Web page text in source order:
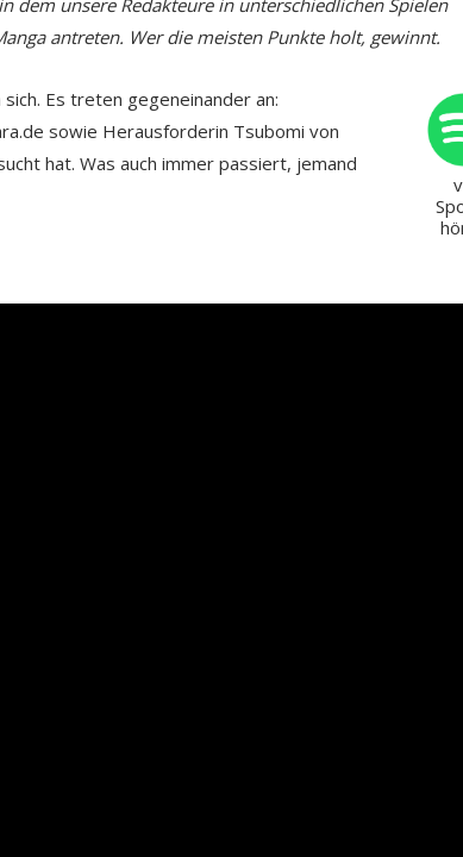
dem unsere Redakteure in unterschiedlichen Spielen
antreten. Wer die meisten Punkte holt, gewinnt.
Es treten gegeneinander an:
sowie Herausforderin Tsubomi von
hat. Was auch immer passiert, jemand